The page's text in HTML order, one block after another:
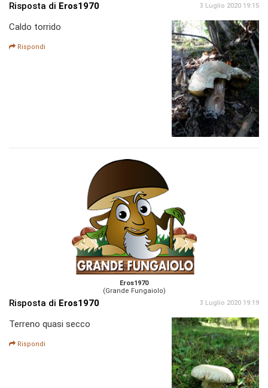
Risposta di Eros1970 3 Luglio 2020 19:15
Caldo torrido
Rispondi
Eros1970
(Grande Fungaiolo)
Risposta di Eros1970 3 Luglio 2020 19:19
Terreno quasi secco
Rispondi